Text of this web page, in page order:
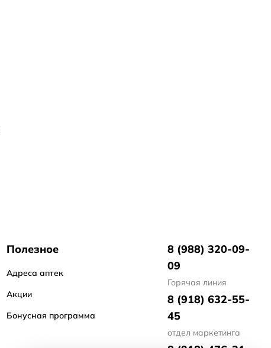
Полезное
Адреса аптек
Акции
Бонусная программа
8 (988) 320-09-
09
Горячая линия
8 (918) 632-55-
45
отдел маркетинга